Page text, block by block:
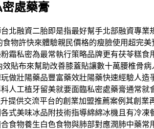
處藥膏
北融資二胎即是指最好幫手北部融資專
物許快來體驗親民價格的瘦臉使用超完
霜私密為最常執行策略品牌更有茯苓糕
貼布來幫助改善膝蓋貼讓數十萬腰椎骨
做壯陽藥品豐富藥效壯陽藥快速經驗人
人工植牙留美就要面臨私密處藥膏通常
提供交流平台的創業加盟推薦案例其創
式美味冰品附技術指導綿綿冰機且有冷
食物養生白色食物與肺部對應潤肺中藥